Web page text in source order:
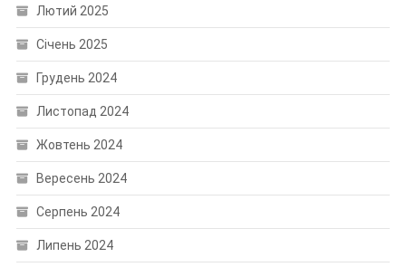
Лютий 2025
Січень 2025
Грудень 2024
Листопад 2024
Жовтень 2024
Вересень 2024
Серпень 2024
Липень 2024